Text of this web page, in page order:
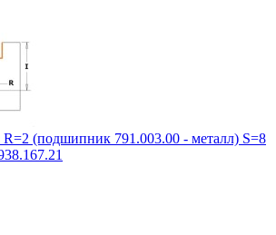
R=2 (подшипник 791.003.00 - металл) S=8